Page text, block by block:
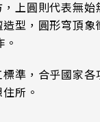
上圓則代表無
型，圓形穹頂
準，合乎國家
所。